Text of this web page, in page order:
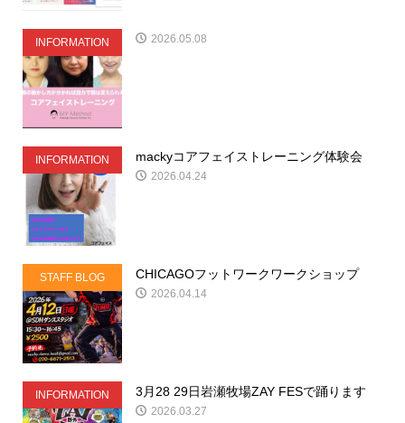
INFORMATION 2026.05.08
INFORMATION mackyコアフェイストレーニング体験会
2026.04.24
STAFF BLOG CHICAGOフットワークワークショップ
2026.04.14
INFORMATION 3月28 29日岩瀬牧場ZAY FESで踊ります
2026.03.27